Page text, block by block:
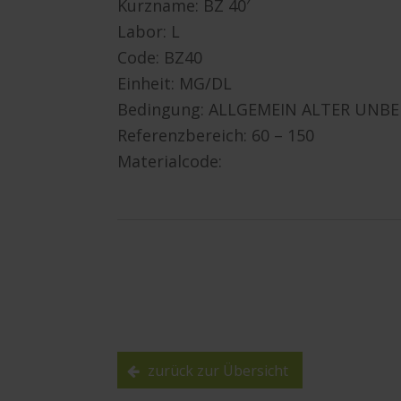
Kurzname: BZ 40′
Labor: L
Code: BZ40
Einheit: MG/DL
Bedingung: ALLGEMEIN ALTER
Referenzbereich: 60 – 150
Materialcode:
zurück zur Übersicht